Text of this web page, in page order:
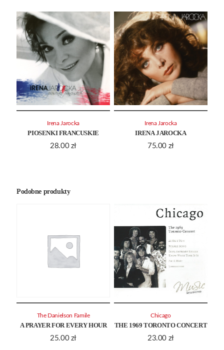
PIOSENKI FRANCUSKIE
28.00 zł
Irena Jarocka
IRENA JAROCKA
75.00 zł
Irena Jarocka
Podobne produkty
A PRAYER FOR EVERY HOUR
25.00 zł
The Danielson Famile
THE 1969 TORONTO CONCERT
23.00 zł
Chicago